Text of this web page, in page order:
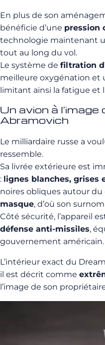
En plus de son
bénéficie d’une pression
technologie maintenant
tout au long du vol.
Le système de filtration
meilleure oxygénation et
limitant ainsi la fatigue et
Un avion à l’image
Abramovich
Le milliardaire russe a
ressemble.
Sa livrée extérieure est
: lignes blanches, grises
noires obliques autour
masque, d’où son surnom
Côté sécurité, l’appareil
défense anti-missiles,
gouvernement américain.
L’intérieur exact du
il est décrit comme
l’image de son